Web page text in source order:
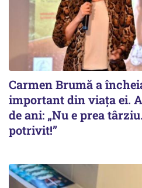
Carmen Brumă a
important din viața ei.
de ani: „Nu e prea
potrivit!”